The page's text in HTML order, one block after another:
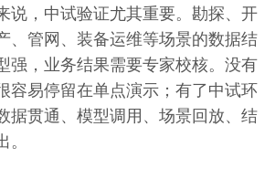
说，中试验证尤其重要。勘探、开
、管网、装备运维等场景的数据结
强，业务结果需要专家校核。没有
容易停留在单点演示；有了中试环
据贯通、模型调用、场景回放、结